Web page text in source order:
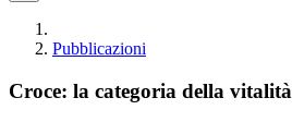
Pubblicazioni
Croce: la categoria della vitalità